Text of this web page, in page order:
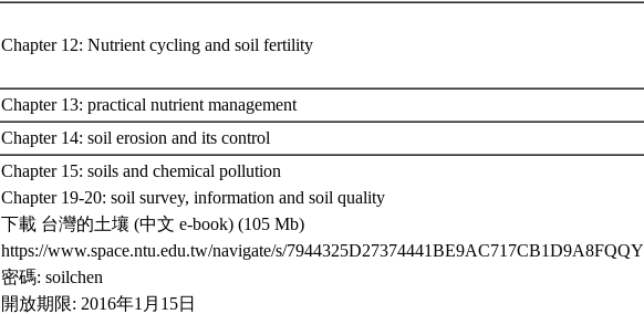
Chapter 12: Nutrient cycling and soil fertility
Chapter 13: practical nutrient management
Chapter 14: soil erosion and its control
Chapter 15: soils and chemical pollution
Chapter 19-20: soil survey, information and soil quality
下載 台灣的土壤 (中文 e-book) (105 Mb)
https://www.space.ntu.edu.tw/navigate/s/7944325D27374441BE9AC717CB1D9A8FQQY
密碼: soilchen
開放期限: 2016年1月15日